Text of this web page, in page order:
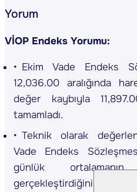
Yorum
VİOP Endeks Yorumu:
Ekim Vade Endeks
12,036.00 aralığında
değer kaybıyla
tamamladı.
Teknik olarak
Vade Endeks
günlük
gerçekleştirdiğini izliyoruz.